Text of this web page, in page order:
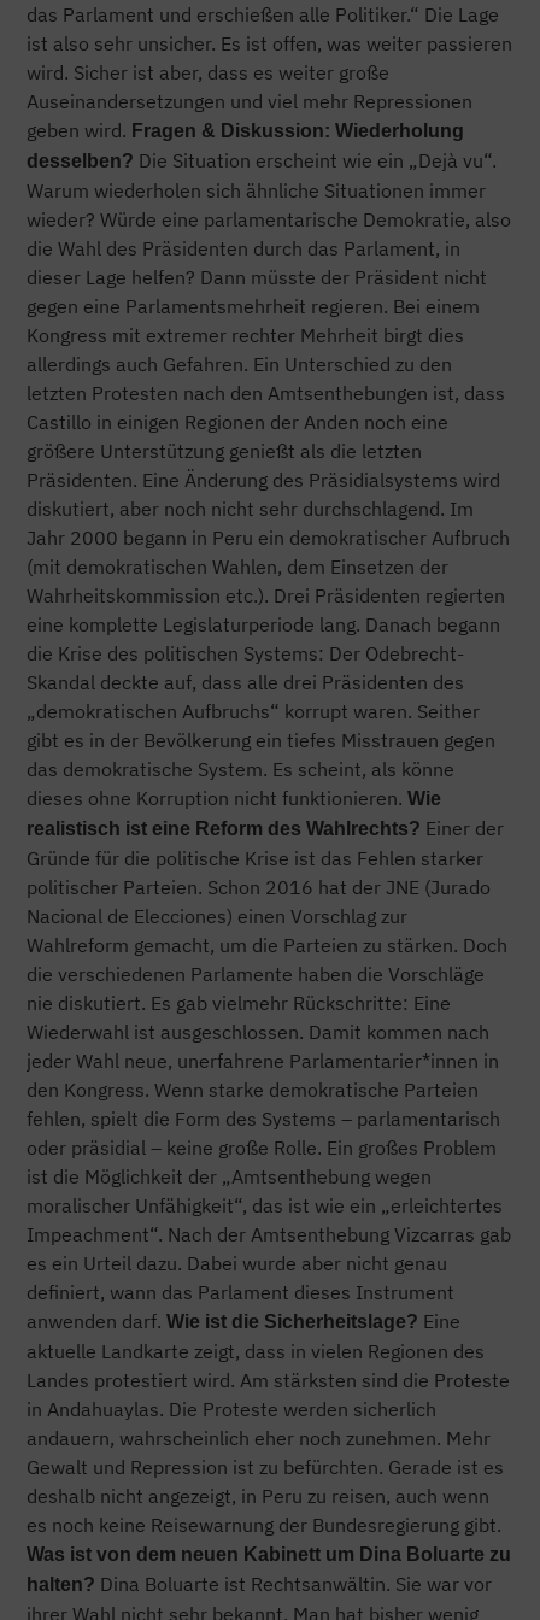
das Parlament und erschießen alle Politiker.“ Die Lage
ist also sehr unsicher. Es ist offen, was weiter passieren
wird. Sicher ist aber, dass es weiter große
Auseinandersetzungen und viel mehr Repressionen
geben wird. Fragen & Diskussion: Wiederholung
desselben? Die Situation erscheint wie ein „Dejà vu“.
Warum wiederholen sich ähnliche Situationen immer
wieder? Würde eine parlamentarische Demokratie, also
die Wahl des Präsidenten durch das Parlament, in
dieser Lage helfen? Dann müsste der Präsident nicht
gegen eine Parlamentsmehrheit regieren. Bei einem
Kongress mit extremer rechter Mehrheit birgt dies
allerdings auch Gefahren. Ein Unterschied zu den
letzten Protesten nach den Amtsenthebungen ist, dass
Castillo in einigen Regionen der Anden noch eine
größere Unterstützung genießt als die letzten
Präsidenten. Eine Änderung des Präsidialsystems wird
diskutiert, aber noch nicht sehr durchschlagend. Im
Jahr 2000 begann in Peru ein demokratischer Aufbruch
(mit demokratischen Wahlen, dem Einsetzen der
Wahrheitskommission etc.). Drei Präsidenten regierten
eine komplette Legislaturperiode lang. Danach begann
die Krise des politischen Systems: Der Odebrecht-
Skandal deckte auf, dass alle drei Präsidenten des
„demokratischen Aufbruchs“ korrupt waren. Seither
gibt es in der Bevölkerung ein tiefes Misstrauen gegen
das demokratische System. Es scheint, als könne
dieses ohne Korruption nicht funktionieren.Wie
realistisch ist eine Reform des Wahlrechts? Einer der
Gründe für die politische Krise ist das Fehlen starker
politischer Parteien. Schon 2016 hat der JNE (Jurado
Nacional de Elecciones) einen Vorschlag zur
Wahlreform gemacht, um die Parteien zu stärken. Doch
die verschiedenen Parlamente haben die Vorschläge
nie diskutiert. Es gab vielmehr Rückschritte: Eine
Wiederwahl ist ausgeschlossen. Damit kommen nach
jeder Wahl neue, unerfahrene Parlamentarier*innen in
den Kongress. Wenn starke demokratische Parteien
fehlen, spielt die Form des Systems – parlamentarisch
oder präsidial – keine große Rolle. Ein großes Problem
ist die Möglichkeit der „Amtsenthebung wegen
moralischer Unfähigkeit“, das ist wie ein „erleichtertes
Impeachment“. Nach der Amtsenthebung Vizcarras gab
es ein Urteil dazu. Dabei wurde aber nicht genau
definiert, wann das Parlament dieses Instrument
anwenden darf.Wie ist die Sicherheitslage? Eine
aktuelle Landkarte zeigt, dass in vielen Regionen des
Landes protestiert wird. Am stärksten sind die Proteste
in Andahuaylas. Die Proteste werden sicherlich
andauern, wahrscheinlich eher noch zunehmen. Mehr
Gewalt und Repression ist zu befürchten. Gerade ist es
deshalb nicht angezeigt, in Peru zu reisen, auch wenn
es noch keine Reisewarnung der Bundesregierung gibt.
Was ist von dem neuen Kabinett um Dina Boluarte zu
halten? Dina Boluarte ist Rechtsanwältin. Sie war vor
ihrer Wahl nicht sehr bekannt. Man hat bisher wenig